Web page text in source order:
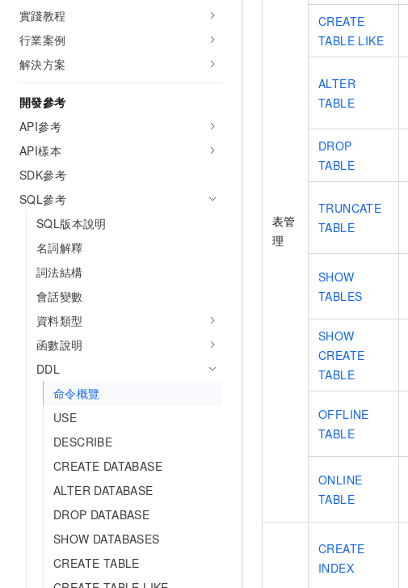
實踐教程
行業案例
解決方案
開發參考
API參考
API樣本
SDK參考
SQL參考
SQL版本說明
名詞解釋
詞法結構
會話變數
資料類型
函數說明
DDL
命令概覽
USE
DESCRIBE
CREATE DATABASE
ALTER DATABASE
DROP DATABASE
SHOW DATABASES
CREATE TABLE
表管
理
CREATE
TABLE LIKE
ALTER
TABLE
DROP
TABLE
TRUNCATE
TABLE
SHOW
TABLES
SHOW
CREATE
TABLE
OFFLINE
TABLE
ONLINE
TABLE
CREATE
INDEX